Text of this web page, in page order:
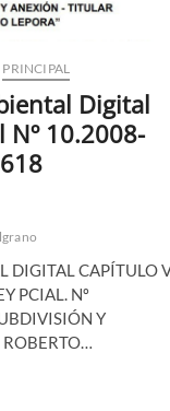
PRINCIPAL
Digital
Nº 10.2008-
DIGITAL CAPÍTULO
PCIAL. Nº
Y